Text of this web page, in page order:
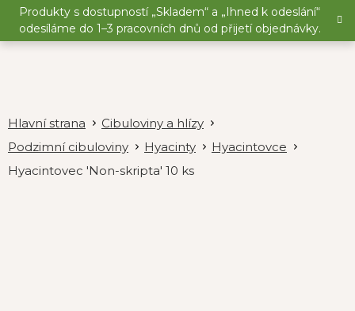
Přejít
obsah
Produkty s dostupností „Skladem“ a „Ihned k odeslání“
odesíláme do 1–3 pracovních dnů od přijetí objednávky.
Cibuloviny a hlízy
Podzimní cibuloviny
Hyacinty
Hyacintovce
Hyacintovec 'Non-skripta' 10 ks